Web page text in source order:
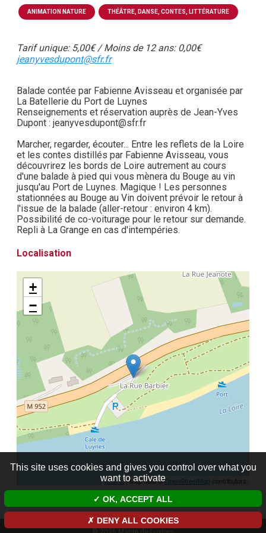
ANIMATION NATURE THÉÂTRE, DANSE, CONTES, LITTÉRATURE
Tarif unique: 5,00€ / Moins de 12 ans: 0,00€
jeanyvesdupont@sfr.fr
Balade contée par Fabienne Avisseau et organisée par
La Batellerie du Port de Luynes
Renseignements et réservation auprès de Jean-Yves
Dupont : jeanyvesdupont@sfr.fr
Marcher, regarder, écouter... Entre les reflets de la Loire
et les contes distillés par Fabienne Avisseau, vous
découvrirez les bords de Loire autrement au cours
d'une balade à pied qui vous mènera du Bouge au vin
jusqu'au Port de Luynes. Magique ! Les personnes
stationnées au Bouge au Vin doivent prévoir le retour à
l'issue de la balade (aller-retour : environ 4 km).
Possibilité de co-voiturage pour le retour sur demande.
Repli à La Grange en cas d'intempéries.
Localisation
+
−
Leaflet| Map data ©OpenStreetMap contributors
This site uses cookies and gives you control over what you
want to activate
OK, ACCEPT ALL
DENY ALL COOKIES